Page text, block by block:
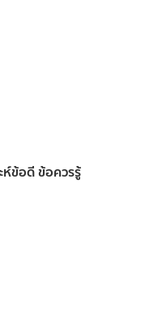
ข้อดี ข้อควรรู้